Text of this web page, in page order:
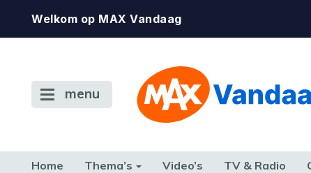
Welkom op MAX Vandaag
menu
Home Thema’s Video’s TV & Radio